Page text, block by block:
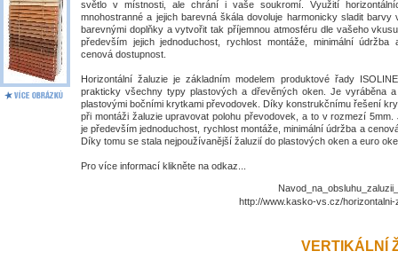
světlo v místnosti, ale chrání i vaše soukromí. Využití
mnohostranné a jejich barevná škála dovoluje harmonicky sladit barvy
barevnými doplňky a vytvořit tak příjemnou atmosféru dle vašeho
především jejich jednoduchost, rychlost montáže, minimální údržba
cenová dostupnost.
Horizontální žaluzie je základním modelem produktové řady
prakticky všechny typy plastových a dřevěných oken. Je vyráběna
plastovými bočními krytkami převodovek. Díky konstrukčnímu řešení
při montáži žaluzie upravovat polohu převodovek, a to v rozmezí 5mm.
je především jednoduchost, rychlost montáže, minimální údržba a
Díky tomu se stala nejpoužívanější žaluzií do plastových oken a euro
Pro více informací klikněte na odkaz...
http://www.kasko-vs.cz/horizontalni-
VERTIKÁLNÍ